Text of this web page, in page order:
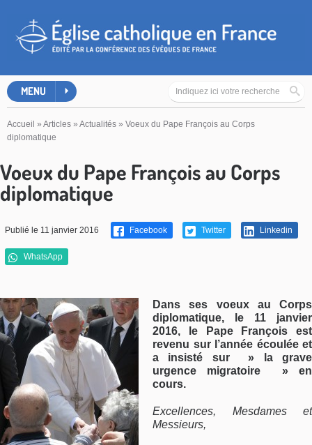
MENU
Accueil » Articles » Actualités » Voeux du Pape François au Corps
diplomatique
Voeux du Pape François au Corps
diplomatique
Publié le 11 janvier 2016 Facebook Twitter Linkedin
WhatsApp
Dans ses voeux au Corps
diplomatique, le 11 janvier
2016, le Pape François est
revenu sur l’année écoulée et
a insisté sur » la grave
urgence migratoire » en
cours.
Excellences, Mesdames et
Messieurs,